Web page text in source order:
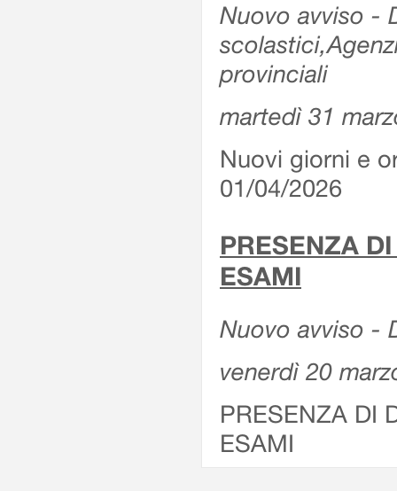
Nuovo avviso -
provinciali
martedì 31
Nuovi giorni e
01/04/2026
PRESENZA
ESAMI
Nuovo avviso -
venerdì 20
PRESENZA DI
ESAMI